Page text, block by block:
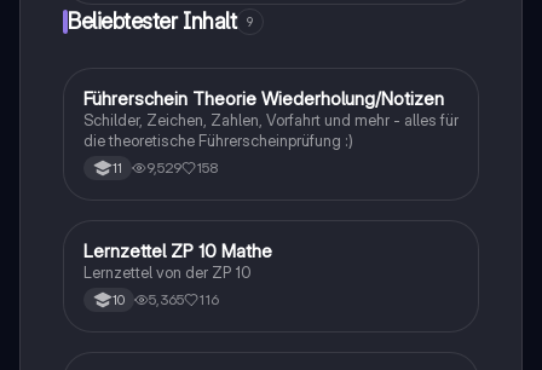
Beliebtester Inhalt 9
Lerntipps
Führerschein Theorie Wiederholung/Notizen
Schilder, Zeichen, Zahlen, Vorfahrt und mehr - alles für
die theoretische Führerscheinprüfung :)
11 9,529 158
Mathe
Lernzettel ZP 10 Mathe
Lernzettel von der ZP 10
10 5,365 116